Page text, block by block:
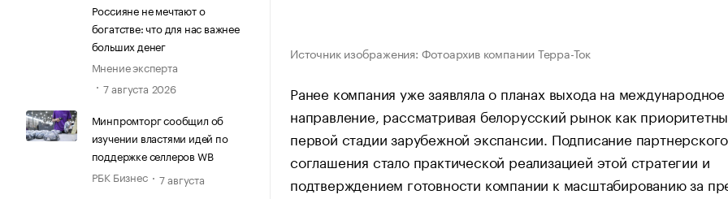
Россияне не мечтают о
богатстве: что для нас важнее
больших денег
Мнение эксперта
7 августа 2026
Минпромторг сообщил об
изучении властями идей по
поддержке селлеров WB
РБК Бизнес
7 августа
Источник изображения: Фотоархив компании Терра-Ток
Ранее компания уже заявляла о планах выхода на международное
направление, рассматривая белорусский рынок как
первой стадии зарубежной экспансии. Подписание партнерского
соглашения стало практической реализацией этой стратегии и
подтверждением готовности компании к масштабированию за